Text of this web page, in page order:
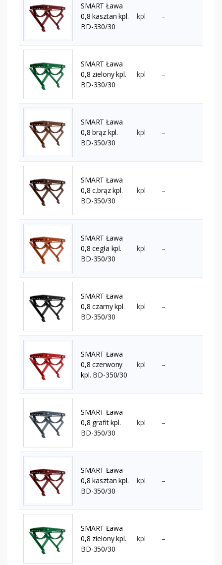
SMART Ława
0,8 kasztan kpl.
BD-330/30
kpl –
SMART Ława
0,8 zielony kpl.
BD-330/30
kpl –
SMART Ława
0,8 brąz kpl.
BD-350/30
kpl –
SMART Ława
0,8 c.brąz kpl.
BD-350/30
kpl –
SMART Ława
0,8 cegła kpl.
BD-350/30
kpl –
SMART Ława
0,8 czarny kpl.
BD-350/30
kpl –
SMART Ława
0,8 czerwony
kpl. BD-350/30
kpl –
SMART Ława
0,8 grafit kpl.
BD-350/30
kpl –
SMART Ława
0,8 kasztan kpl.
BD-350/30
kpl –
SMART Ława
0,8 zielony kpl.
BD-350/30
kpl –